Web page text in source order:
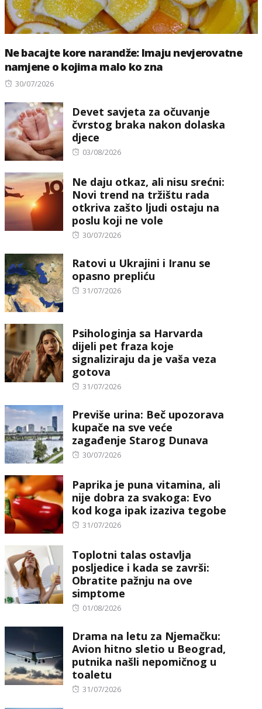
Ne bacajte kore narandže: Imaju nevjerovatne
namjene o kojima malo ko zna
Posted
30/07/2026
Devet savjeta za očuvanje
čvrstog braka nakon dolaska
djece
Posted
03/08/2026
Ne daju otkaz, ali nisu srećni:
Novi trend na tržištu rada
otkriva zašto ljudi ostaju na
poslu koji ne vole
Posted
30/07/2026
Ratovi u Ukrajini i Iranu se
opasno prepliću
Posted
31/07/2026
Psihologinja sa Harvarda
dijeli pet fraza koje
signaliziraju da je vaša veza
gotova
Posted
31/07/2026
Previše urina: Beč upozorava
kupače na sve veće
zagađenje Starog Dunava
Posted
30/07/2026
Paprika je puna vitamina, ali
nije dobra za svakoga: Evo
kod koga ipak izaziva tegobe
Posted
31/07/2026
Toplotni talas ostavlja
posljedice i kada se završi:
Obratite pažnju na ove
simptome
Posted
01/08/2026
Drama na letu za Njemačku:
Avion hitno sletio u Beograd,
putnika našli nepomičnog u
toaletu
Posted
31/07/2026